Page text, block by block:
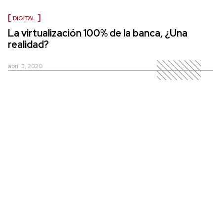
DIGITAL
La virtualización 100% de la banca, ¿Una
realidad?
abril 3, 2020